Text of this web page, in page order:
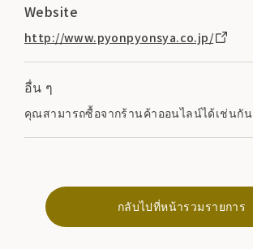
Website
http://www.pyonpyonsya.co.jp/
อื่น ๆ
คุณสามารถซื้อจากร้านค้าออนไลน์ได้เช่นกัน
กลับไปที่หน้ารวมรายการ